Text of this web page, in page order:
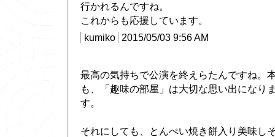
行かれるんですね。
これからも応援しています。
kumiko
2015/05/03 9:56 AM
最高の気持ちで公演を終えらたんですね。
も、「趣味の部屋」は大切な思い出になり
す。
それにしても、とんぺい焼き餅入り美味し